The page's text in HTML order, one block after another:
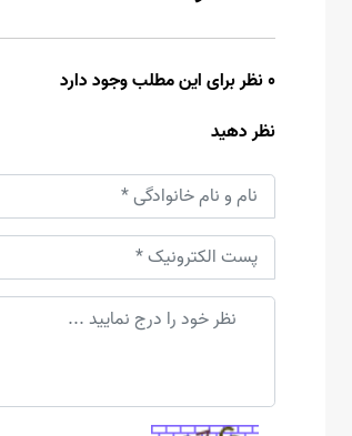
0 نظر برای این مطلب وجود دارد
نظر دهید